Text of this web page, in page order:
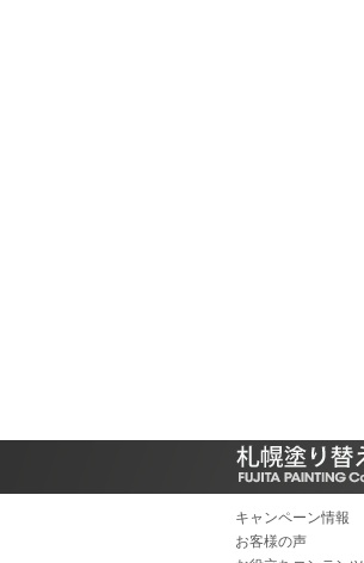
キャンペーン情報
お客様の声